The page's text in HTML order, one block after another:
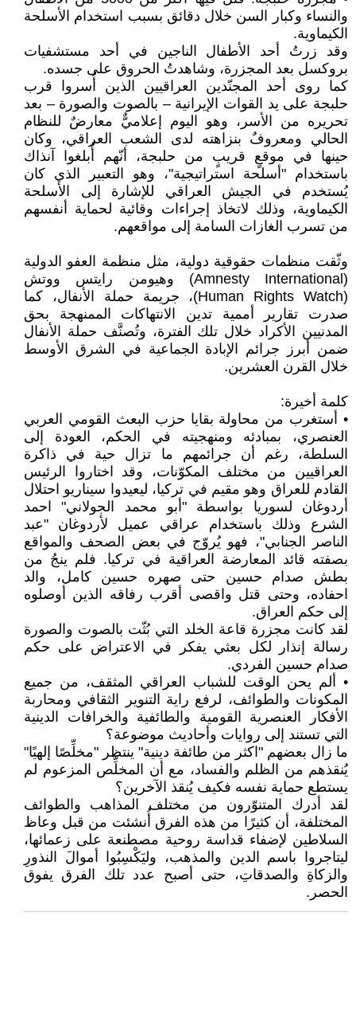
والنساء وكبار السن خلال دقائق بسبب استخدام الأسلحة
الكيماوية.
وقد زرتُ أحد الأطفال الناجين في أحد مستشفيات
بروكسل بعد المجزرة، وشاهدتُ الحروق على جسده.
كما روى أحد المجنّدين العراقيين الذين أُسروا قرب
حلبجة على يد القوات الإيرانية – بالصوت والصورة – بعد
تحريره من الأسر، وهو اليوم إعلاميٌّ معارضٌ للنظام
الحالي ومعروفٌ بنزاهته لدى الشعب العراقي، وكان
حينها في موقعٍ قريبٍ من حلبجة، أنّهم أٌبلغوا آنذاك
باستخدام "أسلحة استراتيجية"، وهو التعبير الذي كان
يُستخدم في الجيش العراقي للإشارة إلى الأسلحة
الكيماوية، وذلك لاتخاذ إجراءات وقائية لحماية أنفسهم
من تسرب الغازات السامة إلى مواقعهم.
وثّقت منظمات حقوقية دولية، مثل منظمة العفو الدولية
(Amnesty International) وهيومن رايتس ووتش
(Human Rights Watch)، جريمة حملة الأنفال، كما
صدرت تقارير أممية تدين الانتهاكات الممنهجة بحق
المدنيين الأكراد خلال تلك الفترة، وتُصنَّف حملة الأنفال
ضمن أبرز جرائم الإبادة الجماعية في الشرق الأوسط
خلال القرن العشرين.
كلمة أخيرة:
• أستغرب من محاولة بقايا حزب البعث القومي العربي
العنصري، بمبادئه ومنهجيته في الحكم، العودة إلى
السلطة، رغم أن جرائمهم ما تزال حية في ذاكرة
العراقيين من مختلف المكوّنات، وقد اختاروا الرئيس
القادم للعراق وهو مقيم في تركيا، ليعيدوا سيناريو احتلال
أردوغان لسوريا بواسطة "أبو محمد الجولاني" احمد
الشرع وذلك باستخدام عراقي عميل لأردوغان "عبد
الناصر الجنابي"، فهو يُروّج في بعض الصحف والمواقع
بصفته قائد المعارضة العراقية في تركيا. فلم ينجُ من
بطش صدام حسين حتى صهره حسين كامل، والد
احفاده، وحتى قتل واقصى أقرب رفاقه الذين أوصلوه
إلى حكم العراق.
لقد كانت مجزرة قاعة الخلد التي بُثّت بالصوت والصورة
رسالة إنذار لكل بعثي يفكر في الاعتراض على حكم
صدام حسين الفردي.
• ألم يحن الوقت للشباب العراقي المثقف، من جميع
المكونات والطوائف، لرفع راية التنوير الثقافي ومحاربة
الأفكار العنصرية القومية والطائفية والخرافات الدينية
التي تستند إلى روايات وأحاديث موضوعة؟
ما زال بعضهم "اكثر من طائفة دينية" ينتظر "مخلِّصًا إلهيًا"
يُنقذهم من الظلم والفساد، مع أن المخلِّص المزعوم لم
يستطع حماية نفسه فكيف يُنقذ الآخرين؟
لقد أدرك المتنوّرون من مختلف المذاهب والطوائف
المختلفة، أن كثيرًا من هذه الفرق أُنشئت من قبل وعاظ
السلاطين لإضفاء قداسة روحية مصطنعة على زعمائها،
ليتاجروا باسم الدين والمذهب، وليَكْسِبُوا أموالَ النذورِ
والزكاةِ والصدقاتِ، حتى أصبح عدد تلك الفرق يفوق
الحصر.